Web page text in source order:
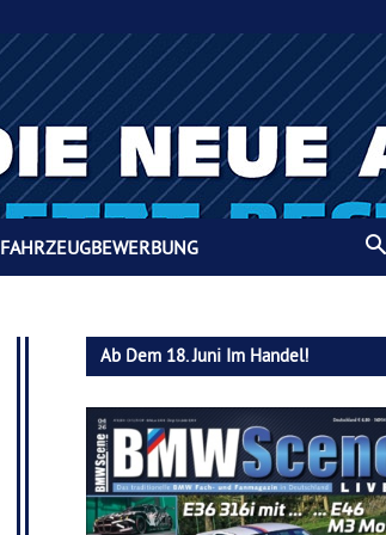
FAHRZEUGBEWERBUNG
Ab Dem 18. Juni Im Handel!